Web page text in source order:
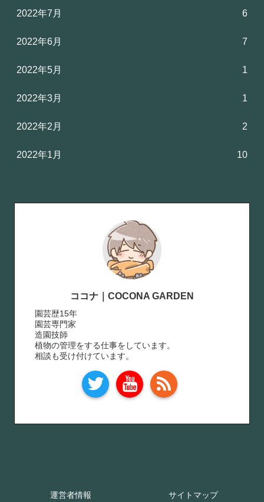
2022年7月 6
2022年6月 7
2022年5月 1
2022年3月 1
2022年2月 2
2022年1月 10
ココナ｜COCONA GARDEN
園芸歴15年
園芸専門家
造園技師
植物の管理をする仕事をしています。
相談も受け付けています。
運営者情報 サイトマップ